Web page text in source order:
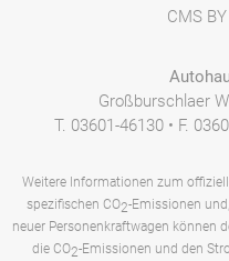
CMS
Großburschlaer
T. 03601-46130 • F.
Weitere Informationen zum
spezifischen CO2-Emissionen
neuer Personenkraftwagen können
die CO2-Emissionen und den